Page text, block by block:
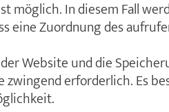
möglich. In diesem Fall
eine Zuordnung des
Website und die
erforderlich. Es